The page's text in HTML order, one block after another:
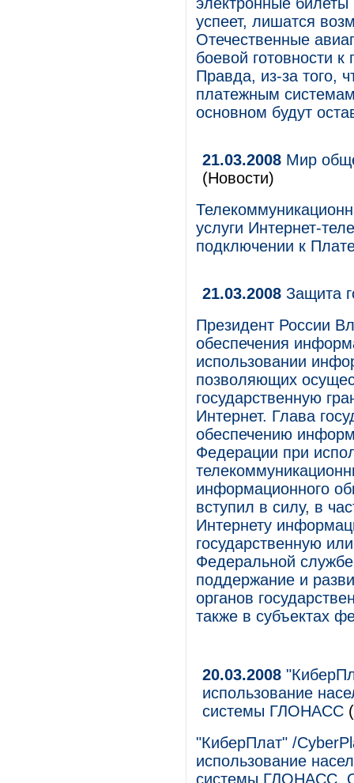
успеет, лишатся
Отечественные
боевой готовности
Правда, из-за того,
платежным
основном будут
21.03.2008 Мир
(Новости)
услуги Интернет-
подключении к
21.03.2008 Защита
Президент России
обеспечения
использовании
позволяющих
государственную
Интернет. Глава
обеспечению
Федерации при
информационного
вступил в силу, в
Интернету
государственную
Федеральной
поддержание и
органов
также в субъектах
20.03.2008
использование
системы ГЛОНАСС
"КиберПлат" /
использование
системы ГЛОНАСС.